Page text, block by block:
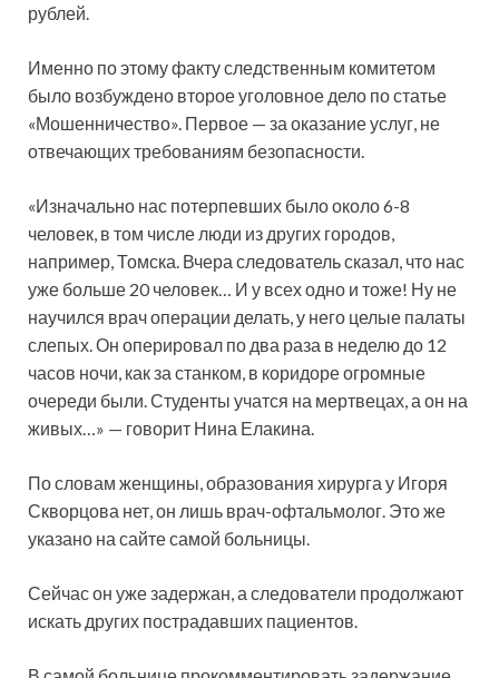
рублей.
Именно по этому факту следственным комитетом
было возбуждено второе уголовное дело по статье
«Мошенничество». Первое — за оказание услуг, не
отвечающих требованиям безопасности.
«Изначально нас потерпевших было около 6-8
человек, в том числе люди из других городов,
например, Томска. Вчера следователь сказал, что нас
уже больше 20 человек… И у всех одно и тоже! Ну не
научился врач операции делать, у него целые палаты
слепых. Он оперировал по два раза в неделю до 12
часов ночи, как за станком, в коридоре огромные
очереди были. Студенты учатся на мертвецах, а он на
живых…» — говорит Нина Елакина.
По словам женщины, образования хирурга у Игоря
Скворцова нет, он лишь врач-офтальмолог. Это же
указано на сайте самой больницы.
Сейчас он уже задержан, а следователи продолжают
искать других пострадавших пациентов.